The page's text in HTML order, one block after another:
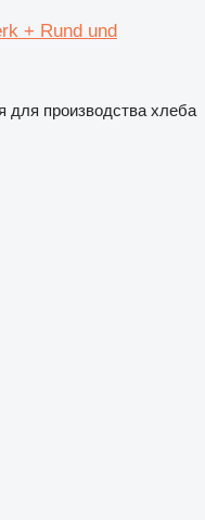
+ Rund und
производства хлеба